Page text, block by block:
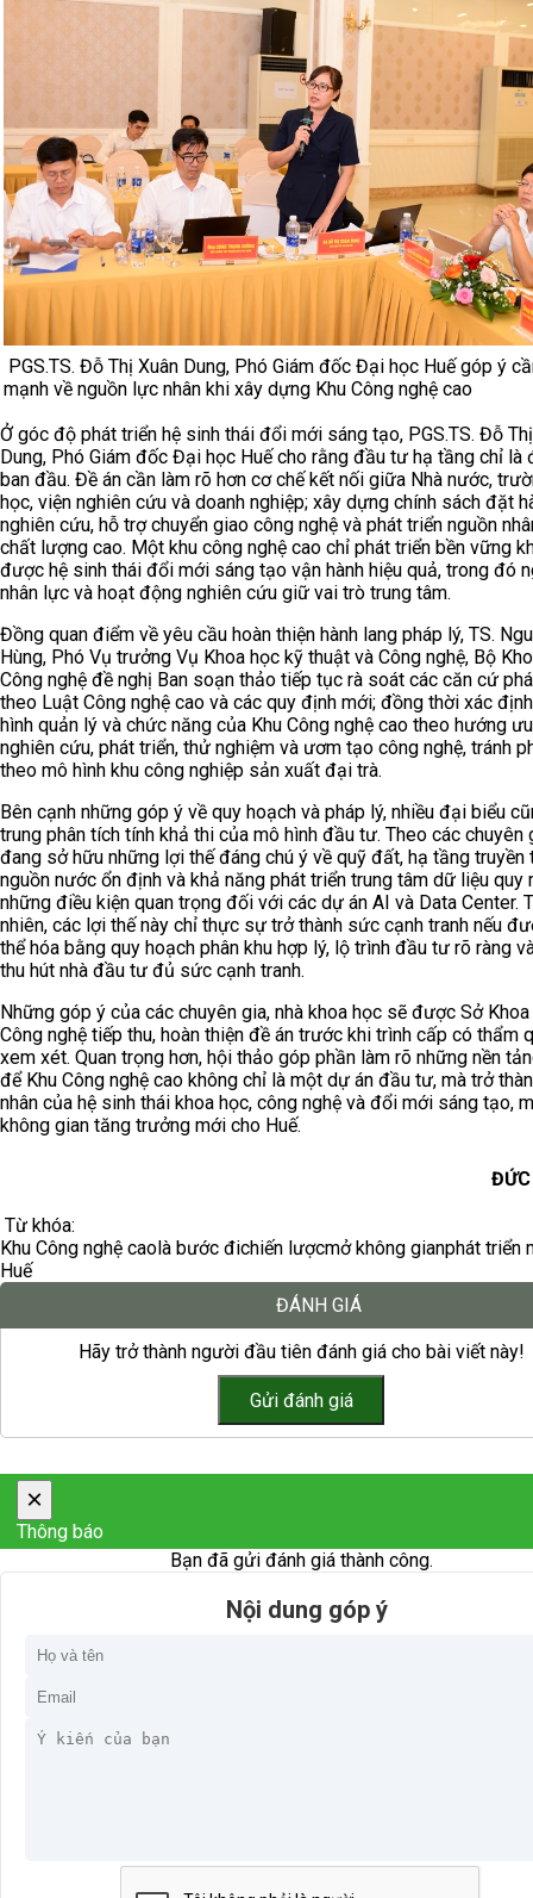
PGS.TS. Đỗ Thị Xuân Dung, Phó Giám đốc Đại học Huế góp ý
mạnh về nguồn lực nhân khi xây dựng Khu Công nghệ cao
Ở góc độ phát triển hệ sinh thái đổi mới sáng tạo, PGS.TS. Đỗ
Dung, Phó Giám đốc Đại học Huế cho rằng đầu tư hạ tầng chỉ là
ban đầu. Đề án cần làm rõ hơn cơ chế kết nối giữa Nhà nước,
học, viện nghiên cứu và doanh nghiệp; xây dựng chính sách đặt
nghiên cứu, hỗ trợ chuyển giao công nghệ và phát triển nguồn
chất lượng cao. Một khu công nghệ cao chỉ phát triển bền vững
được hệ sinh thái đổi mới sáng tạo vận hành hiệu quả, trong đó
nhân lực và hoạt động nghiên cứu giữ vai trò trung tâm.
Đồng quan điểm về yêu cầu hoàn thiện hành lang pháp lý, TS.
Hùng, Phó Vụ trưởng Vụ Khoa học kỹ thuật và Công nghệ, Bộ
Công nghệ đề nghị Ban soạn thảo tiếp tục rà soát các căn cứ
theo Luật Công nghệ cao và các quy định mới; đồng thời xác
hình quản lý và chức năng của Khu Công nghệ cao theo hướng
nghiên cứu, phát triển, thử nghiệm và ươm tạo công nghệ, tránh
theo mô hình khu công nghiệp sản xuất đại trà.
Bên cạnh những góp ý về quy hoạch và pháp lý, nhiều đại biểu
trung phân tích tính khả thi của mô hình đầu tư. Theo các chuyên
đang sở hữu những lợi thế đáng chú ý về quỹ đất, hạ tầng truyền
nguồn nước ổn định và khả năng phát triển trung tâm dữ liệu quy
những điều kiện quan trọng đối với các dự án AI và Data Center.
nhiên, các lợi thế này chỉ thực sự trở thành sức cạnh tranh nếu
thể hóa bằng quy hoạch phân khu hợp lý, lộ trình đầu tư rõ ràng
thu hút nhà đầu tư đủ sức cạnh tranh.
Những góp ý của các chuyên gia, nhà khoa học sẽ được Sở
Công nghệ tiếp thu, hoàn thiện đề án trước khi trình cấp có thẩm
xem xét. Quan trọng hơn, hội thảo góp phần làm rõ những nền
để Khu Công nghệ cao không chỉ là một dự án đầu tư, mà trở
nhân của hệ sinh thái khoa học, công nghệ và đổi mới sáng tạo,
không gian tăng trưởng mới cho Huế.
ĐỨC
Từ khóa:
Khu Công nghệ caolà bước đichiến lượcmở không gianphát triển
Huế
ĐÁNH GIÁ
Hãy trở thành người đầu tiên đánh giá cho bài viết này!
×
Thông báo
Bạn đã gửi đánh giá thành công.
Nội dung góp ý